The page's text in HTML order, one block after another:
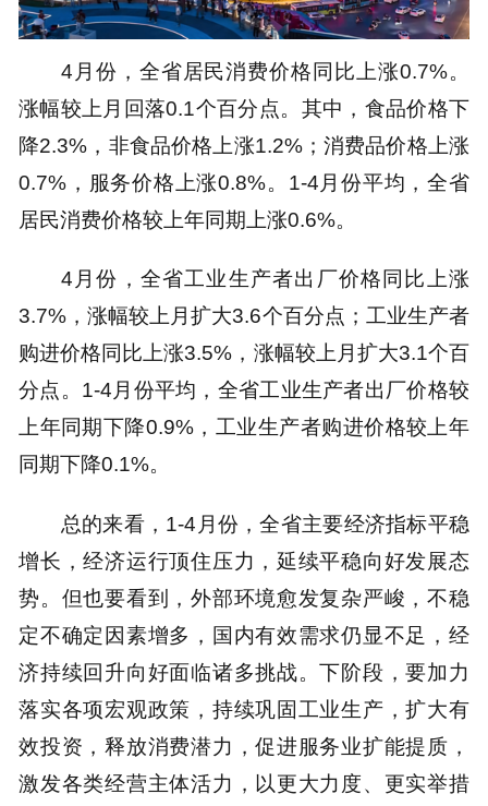
4月份，全省居民消费价格同比上涨0.7%。
涨幅较上月回落0.1个百分点。其中，食品价格下
降2.3%，非食品价格上涨1.2%；消费品价格上涨
0.7%，服务价格上涨0.8%。1-4月份平均，全省
居民消费价格较上年同期上涨0.6%。
4月份，全省工业生产者出厂价格同比上涨
3.7%，涨幅较上月扩大3.6个百分点；工业生产者
购进价格同比上涨3.5%，涨幅较上月扩大3.1个百
分点。1-4月份平均，全省工业生产者出厂价格较
上年同期下降0.9%，工业生产者购进价格较上年
同期下降0.1%。
总的来看，1-4月份，全省主要经济指标平稳
增长，经济运行顶住压力，延续平稳向好发展态
势。但也要看到，外部环境愈发复杂严峻，不稳
定不确定因素增多，国内有效需求仍显不足，经
济持续回升向好面临诸多挑战。下阶段，要加力
落实各项宏观政策，持续巩固工业生产，扩大有
效投资，释放消费潜力，促进服务业扩能提质，
激发各类经营主体活力，以更大力度、更实举措